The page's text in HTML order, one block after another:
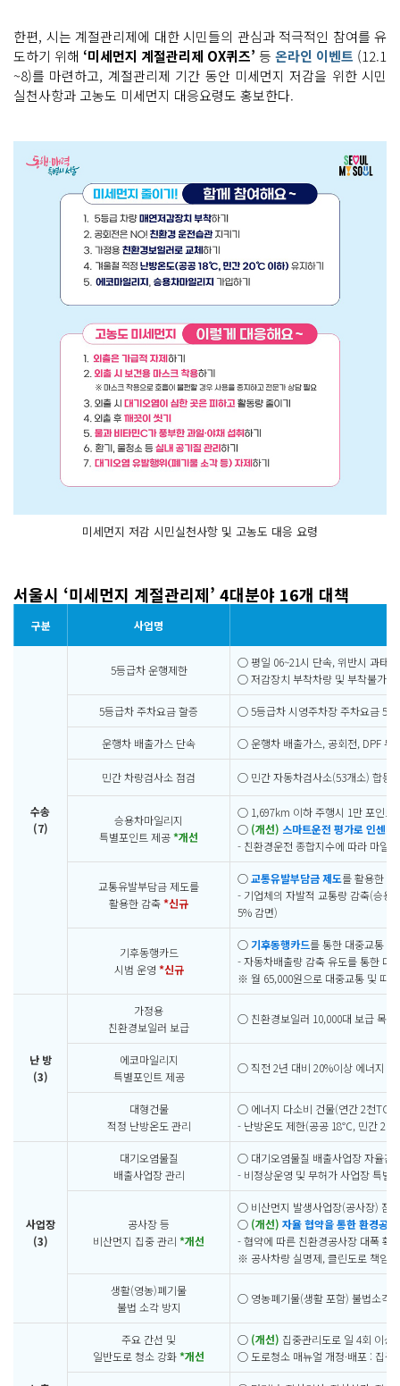
한편, 시는 계절관리제에 대한 시민들의 관심과 적극적인 참여를 유
도하기 위해 ‘미세먼지 계절관리제 OX퀴즈’ 등 온라인 이벤트 (12.1
~8)를 마련하고, 계절관리제 기간 동안 미세먼지 저감을 위한 시민
실천사항과 고농도 미세먼지 대응요령도 홍보한다.
미세먼지 저감 시민실천사항 및 고농도 대응 요령
서울시 ‘미세먼지 계절관리제’ 4대분야 16개 대책
구분 사업명
수송
(7)
5등급차 운행제한
○ 평일 06~21시 단속, 위반시 과태
○ 저감장치 부착차량 및 부착불가
5등급차 주차요금 할증 ○ 5등급차 시영주차장 주차요금
운행차 배출가스 단속 ○ 운행차 배출가스, 공회전, DPF 무
민간 차량검사소 점검 ○ 민간 자동차검사소(53개소) 합동
승용차마일리지
특별포인트 제공*개선
○ 1,697km 이하 주행시 1만 포인트
○ (개선) 스마트운전 평가로 인센티
- 친환경운전 종합지수에 따라 마일
교통유발부담금 제도를
활용한 감축*신규
○교통유발부담금 제도를 활용한
- 기업체의 자발적 교통량 감축(승용
5% 감면)
기후동행카드
시범 운영 *신규
○ 기후동행카드를 통한 대중교통
- 자동차배출량 감축 유도를 통한 대
※ 월 65,000원으로 대중교통 및 따
난 방
(3)
가정용
친환경보일러 보급
○ 친환경보일러 10,000대 보급 목표
에코마일리지
특별포인트 제공
○ 직전 2년 대비 20%이상 에너지
대형건물
적정 난방온도 관리
○ 에너지 다소비 건물(연간 2천
- 난방온도 제한(공공 18℃, 민간
사업장
(3)
대기오염물질
배출사업장 관리
○ 대기오염물질 배출사업장 자율감
- 비정상운영 및 무허가 사업장 특별
공사장 등
비산먼지 집중 관리 *개선
○ 비산먼지 발생사업장(공사장) 점
○ (개선) 자율 협약을 통한 환경공
- 협약에 따른 친환경공사장 대폭 확
※ 공사차량 실명제, 클린도로 책임
생활(영농)폐기물
불법 소각 방지
○ 영농폐기물(생활 포함) 불법소각
주요 간선 및
일반도로 청소 강화*개선
○ (개선) 집중관리도로 일 4회 이상
○ 도로청소 매뉴얼 개정·배포 : 집